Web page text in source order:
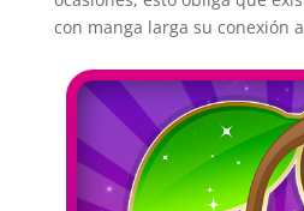
con manga larga su conexión